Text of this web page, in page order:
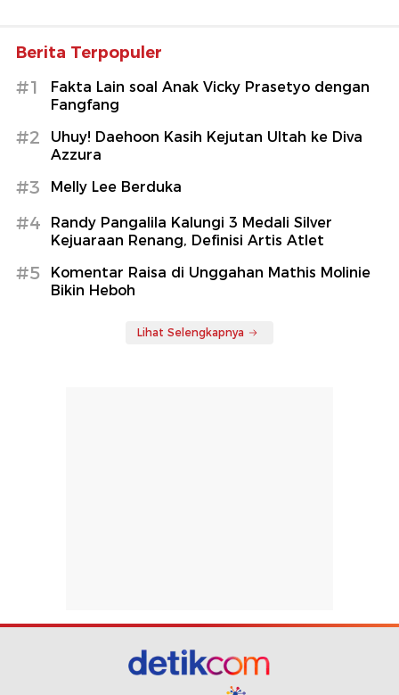
Berita Terpopuler
#1
Fakta Lain soal Anak Vicky Prasetyo dengan
Fangfang
#2
Uhuy! Daehoon Kasih Kejutan Ultah ke Diva
Azzura
#3 Melly Lee Berduka
#4
Randy Pangalila Kalungi 3 Medali Silver
Kejuaraan Renang, Definisi Artis Atlet
#5
Komentar Raisa di Unggahan Mathis Molinie
Bikin Heboh
Lihat Selengkapnya